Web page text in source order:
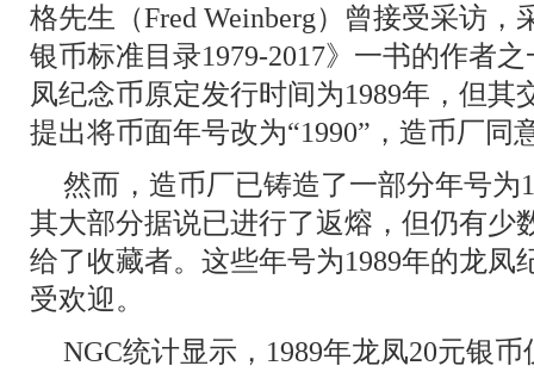
格先生（Fred Weinberg）曾接受采访
银币标准目录1979-2017》一书的作者
凤纪念币原定发行时间为1989年，但其
提出将币面年号改为“1990”，造币厂同
然而，造币厂已铸造了一部分年号为
其大部分据说已进行了返熔，但仍有少
给了收藏者。这些年号为1989年的龙凤
受欢迎。
NGC统计显示，1989年龙凤20元银